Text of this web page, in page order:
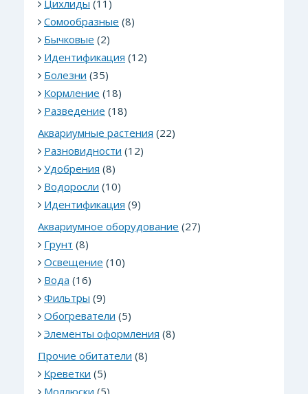
Цихлиды (11)
Сомообразные (8)
Бычковые (2)
Идентификация (12)
Болезни (35)
Кормление (18)
Разведение (18)
Аквариумные растения (22)
Разновидности (12)
Удобрения (8)
Водоросли (10)
Идентификация (9)
Аквариумное оборудование (27)
Грунт (8)
Освещение (10)
Вода (16)
Фильтры (9)
Обогреватели (5)
Элементы оформления (8)
Прочие обитатели (8)
Креветки (5)